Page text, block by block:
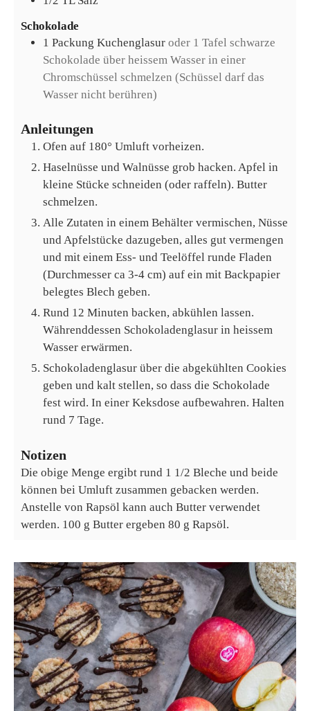
Schokolade
1 Packung Kuchenglasur oder 1 Tafel schwarze
Schokolade über heissem Wasser in einer
Chromschüssel schmelzen (Schüssel darf das
Wasser nicht berühren)
Anleitungen
Ofen auf 180° Umluft vorheizen.
Haselnüsse und Walnüsse grob hacken. Apfel in
kleine Stücke schneiden (oder raffeln). Butter
schmelzen.
Alle Zutaten in einem Behälter vermischen, Nüsse
und Apfelstücke dazugeben, alles gut vermengen
und mit einem Ess- und Teelöffel runde Fladen
(Durchmesser ca 3-4 cm) auf ein mit Backpapier
belegtes Blech geben.
Rund 12 Minuten backen, abkühlen lassen.
Währenddessen Schokoladenglasur in heissem
Wasser erwärmen.
Schokoladenglasur über die abgekühlten Cookies
geben und kalt stellen, so dass die Schokolade
fest wird. In einer Keksdose aufbewahren. Halten
rund 7 Tage.
Notizen
Die obige Menge ergibt rund 1 1/2 Bleche und beide
können bei Umluft zusammen gebacken werden.
Anstelle von Rapsöl kann auch Butter verwendet
werden. 100 g Butter ergeben 80 g Rapsöl.